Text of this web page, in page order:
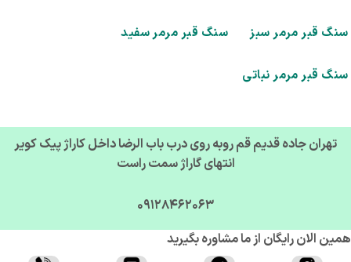
قبر مرمر سبز سنگ قبر مرمر سفید
قبر مرمر نباتی
تهران جاده قدیم قم روبه روی درب باب الرضا داخل کاراژ پیک کویر
انتهای گاراژ سمت راست
09128462063
الان رایگان از ما مشاوره بگیرید